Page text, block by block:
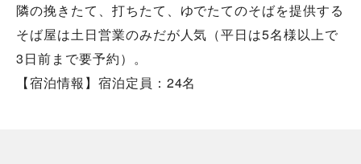
隣の挽きたて、打ちたて、ゆでたてのそばを提供する
そば屋は土日営業のみだが人気（平日は5名様以上で
3日前まで要予約）。
【宿泊情報】宿泊定員：24名